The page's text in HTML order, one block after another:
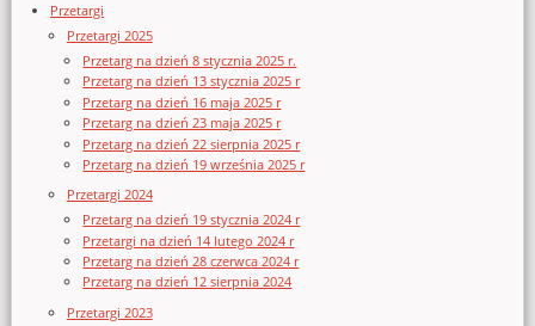
Przetargi
Przetargi 2025
Przetarg na dzień 8 stycznia 2025 r.
Przetarg na dzień 13 stycznia 2025 r
Przetarg na dzień 16 maja 2025 r
Przetarg na dzień 23 maja 2025 r
Przetarg na dzień 22 sierpnia 2025 r
Przetarg na dzień 19 września 2025 r
Przetargi 2024
Przetarg na dzień 19 stycznia 2024 r
Przetargi na dzień 14 lutego 2024 r
Przetarg na dzień 28 czerwca 2024 r
Przetarg na dzień 12 sierpnia 2024
Przetargi 2023